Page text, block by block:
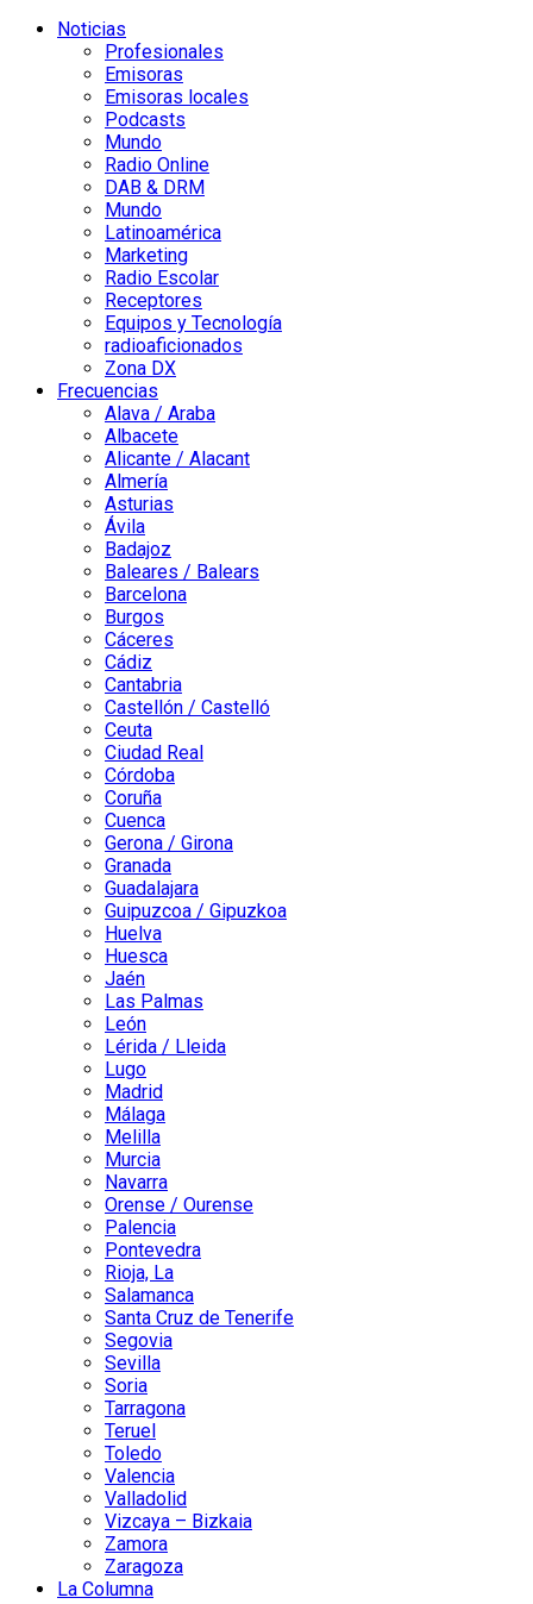
Noticias
Profesionales
Emisoras
Emisoras locales
Podcasts
Mundo
Radio Online
DAB & DRM
Mundo
Latinoamérica
Marketing
Radio Escolar
Receptores
Equipos y Tecnología
radioaficionados
Zona DX
Frecuencias
Alava / Araba
Albacete
Alicante / Alacant
Almería
Asturias
Ávila
Badajoz
Baleares / Balears
Barcelona
Burgos
Cáceres
Cádiz
Cantabria
Castellón / Castelló
Ceuta
Ciudad Real
Córdoba
Coruña
Cuenca
Gerona / Girona
Granada
Guadalajara
Guipuzcoa / Gipuzkoa
Huelva
Huesca
Jaén
Las Palmas
León
Lérida / Lleida
Lugo
Madrid
Málaga
Melilla
Murcia
Navarra
Orense / Ourense
Palencia
Pontevedra
Rioja, La
Salamanca
Santa Cruz de Tenerife
Segovia
Sevilla
Soria
Tarragona
Teruel
Toledo
Valencia
Valladolid
Vizcaya – Bizkaia
Zamora
Zaragoza
La Columna